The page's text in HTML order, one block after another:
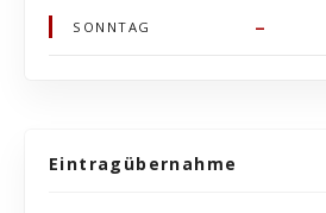
SONNTAG –
Eintragübernahme